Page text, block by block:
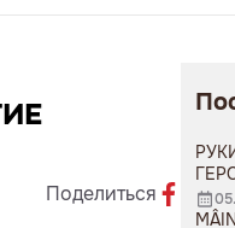
Поделиться